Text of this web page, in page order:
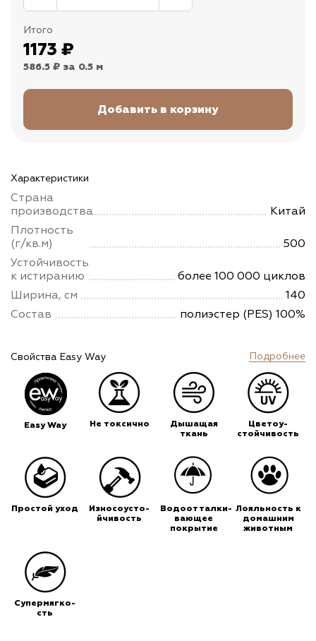
Итого
1173 ₽
586.5 ₽ за 0.5 м
Характеристики
Страна
производства
Китай
Плотность
(г/кв.м)
500
Устойчивость
к истиранию
более 100 000 циклов
Ширина, см
140
Состав
полиэстер (PES) 100%
Свойства Easy Way Подробнее
Easy Way Не токсично
Дышащая
ткань
Цветоу-
стойчивость
Простой уход
Износоусто-
йчивость
Водоотталки-
вающее
покрытие
Лояльность к
домашним
животным
Супермягко-
сть